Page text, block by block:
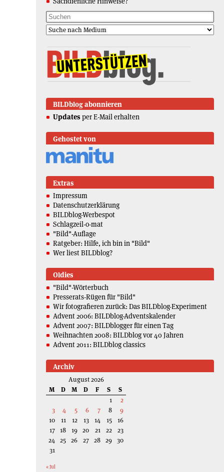
BILDblog abonnieren
Updates per E-Mail erhalten
Gehostet von
Extras
Impressum
Datenschutzerklärung
BILDblog-Werbespot
Schlagzeil-o-mat
"Bild"-Auflage
Ratgeber: Hilfe, ich bin in "Bild"
Wer liest BILDblog?
Oldies
"Bild"-Wörterbuch
Presserats-Rügen für "Bild"
Wir fotografieren zurück: Das BILDblog-Experiment
Advent 2006: BILDblog-Adventskalender
Advent 2007: BILDblogger für einen Tag
Weihnachten 2008: BILDblog vor 40 Jahren
Advent 2011: BILDblog classics
Archiv
August 2026
M
D M D F S
S
1
2
3
4 5 6 7 8
9
10
11 12 13 14 15
16
17 18 19 20 21 22
23
24 25 26 27 28 29 30
31
« Jul